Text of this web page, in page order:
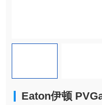
Eaton伊顿